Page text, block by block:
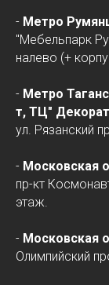
- Метро
"Мебельпарк
налево (+
- Метро
т, ТЦ"
ул. Рязанский
- Московская
пр-кт
этаж.
- Московская
Олимпийский